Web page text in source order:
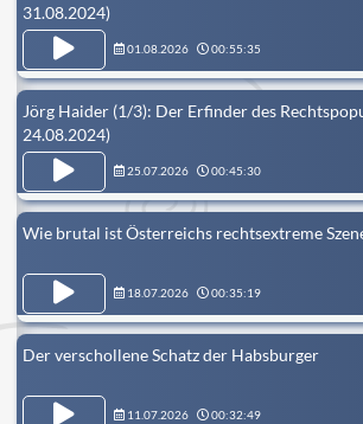
31.08.2024)
01.08.2026 00:55:35
Jörg Haider (1/3): Der Erfinder des
24.08.2024)
25.07.2026 00:45:30
Wie brutal ist Österreichs rechtsextreme
18.07.2026 00:35:19
Der verschollene Schatz der Habsburger
11.07.2026 00:32:49